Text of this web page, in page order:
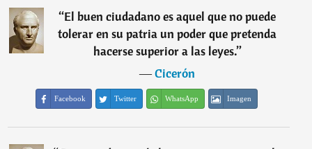
“El buen ciudadano es aquel que no puede
tolerar en su patria un poder que pretenda
hacerse superior a las leyes.”
―Cicerón
Facebook Twitter WhatsApp Imagen